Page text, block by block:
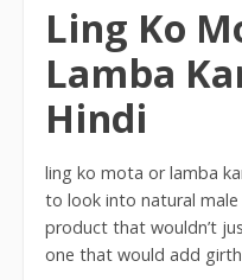
Ling Ko
Lamba
Hindi
ling ko mota or lamba
to look into natural
product that wouldn’t
one that would add girth